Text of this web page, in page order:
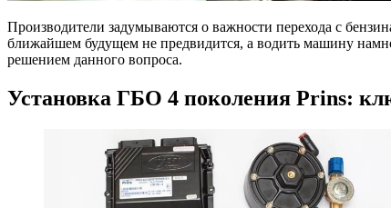
Производители задумываются о важности перехода с
ближайшем будущем не предвидится, а водить машину
решением данного вопроса.
Установка ГБО 4 поколения Prins: